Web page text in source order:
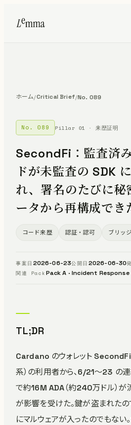
ホーム/Critical Brief/No. 089
No. 089 Pillar 01 · 来歴証明
SecondFi：監査済
ドが未監査の SDK
れ、署名のたびに秘
ータから再構成でき
コード来歴 認証・認可 ブリッ
事案日 2026-06-23公開日 2026-06-30
関連 Pack Pack A · Incident Response
TL;DR
Cardano のウォレット SecondFi
系）の利用者から、6/21〜23 の
で約16M ADA（約240万ドル）が
が影響を受けた。鍵が盗まれたの
にマルウェアが入ったのでもな